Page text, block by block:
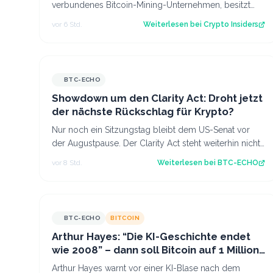
verbundenes Bitcoin-Mining-Unternehmen, besitzt
vor 6 Std. Weiterlesen bei Crypto Insiders
BTC-ECHO
Showdown um den Clarity Act: Droht jetzt
der nächste Rückschlag für Krypto?
Nur noch ein Sitzungstag bleibt dem US-Senat vor
der Augustpause. Der Clarity Act steht weiterhin nicht
vor 8 Std. Weiterlesen bei BTC-ECHO
BTC-ECHO BITCOIN
Arthur Hayes: “Die KI-Geschichte endet
wie 2008” – dann soll Bitcoin auf 1 Million
steigen
Arthur Hayes warnt vor einer KI-Blase nach dem